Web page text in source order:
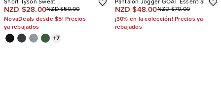
Short Tyson Sweat
NZD $28.00NZD $50.00
NovaDeals desde $5! Precios
ya rebajados
+7
Pantalón Jogger GOAT Essential
NZD $48.00NZD $70.00
¡30% en la colección! Precios ya
rebajados